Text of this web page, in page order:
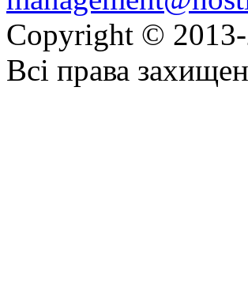
Copyright © 2013-
Всі права